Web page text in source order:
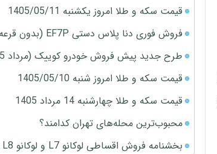
قیمت سکه و طلا امروز یکشنبه 1405/05/11
فروش فوری دنا پلاس دستی EF7P (بدون قرعه کشی)
طرح جدید پیش فروش خودرو کوییک (مرداد 1405)
قیمت سکه و طلا امروز شنبه 1405/05/10
قیمت سکه و طلا چهارشنبه 14 مرداد 1405
محبوب‌ترین محله‌های تهران کدامند؟
بخشنامه فروش اقساطی لوکانو L7 و لوکانو L8 (مرداد 1405)